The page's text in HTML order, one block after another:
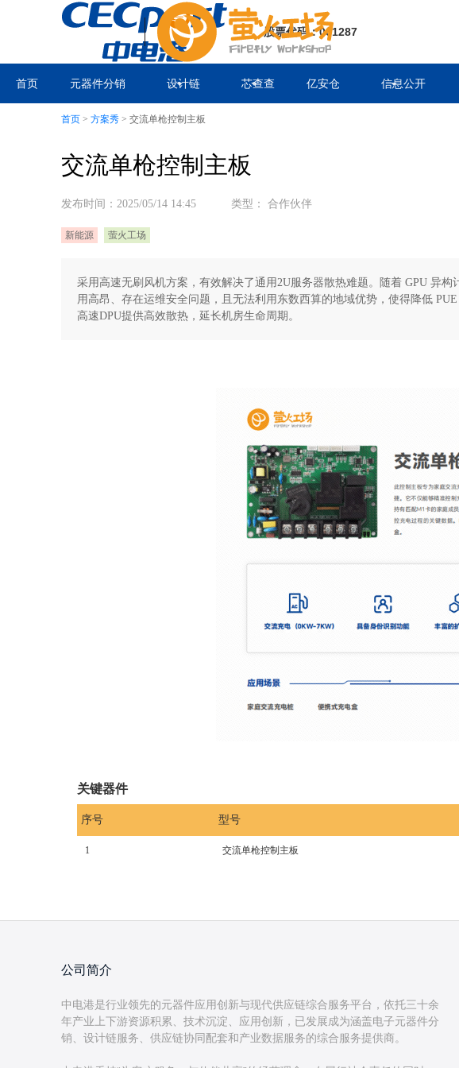
股票代码：001287
首页 元器件分销 设计链 芯查查 亿安仓 信息公开
首页 > 方案秀 > 交流单枪控制主板
交流单枪控制主板
发布时间：2025/05/14 14:45 类型： 合作伙伴
新能源 萤火工场
采用高速无刷风机方案，有效解决了通用2U服务器散热难题。随着 GPU 异
用高昂、存在运维安全问题，且无法利用东数西算的地域优势，使得降低
高速DPU提供高效散热，延长机房生命周期。
关键器件
序号 型号
1 交流单枪控制主板
公司简介
中电港是行业领先的元器件应用创新与现代供应链综合服务平台，依托三十余
年产业上下游资源积累、技术沉淀、应用创新，已发展成为涵盖电子元器件分
销、设计链服务、供应链协同配套和产业数据服务的综合服务提供商。